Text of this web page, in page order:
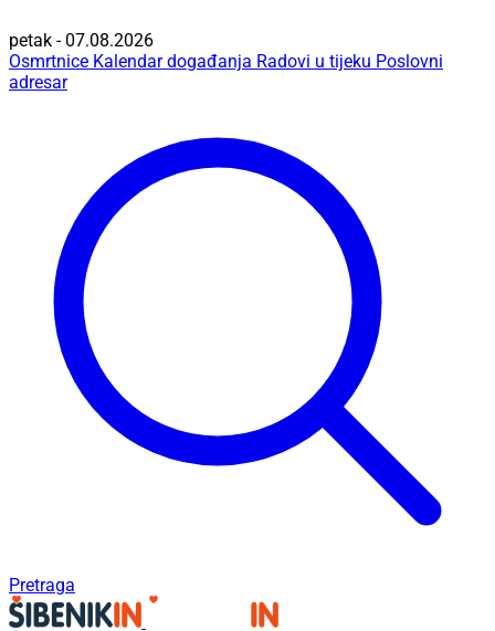
petak - 07.08.2026
Osmrtnice Kalendar događanja Radovi u tijeku Poslovni
adresar
Pretraga